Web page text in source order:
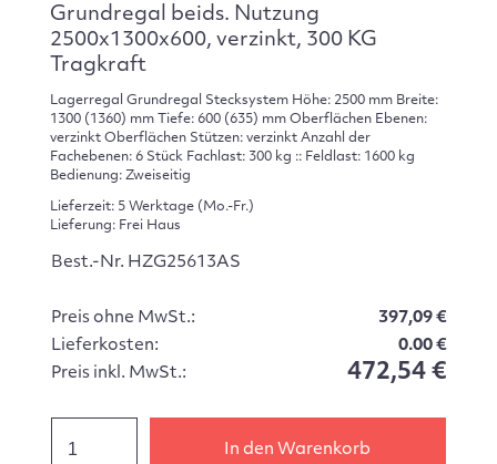
Grundregal beids. Nutzung
2500x1300x600, verzinkt, 300 KG
Tragkraft
Lagerregal Grundregal Stecksystem Höhe: 2500 mm Breite:
1300 (1360) mm Tiefe: 600 (635) mm Oberflächen Ebenen:
verzinkt Oberflächen Stützen: verzinkt Anzahl der
Fachebenen: 6 Stück Fachlast: 300 kg :: Feldlast: 1600 kg
Bedienung: Zweiseitig
Lieferzeit: 5 Werktage (Mo.-Fr.)
Lieferung: Frei Haus
Best.-Nr. HZG25613AS
Preis ohne MwSt.:
397,09 €
Lieferkosten:
0.00 €
Preis inkl. MwSt.:
472,54 €
In den Warenkorb